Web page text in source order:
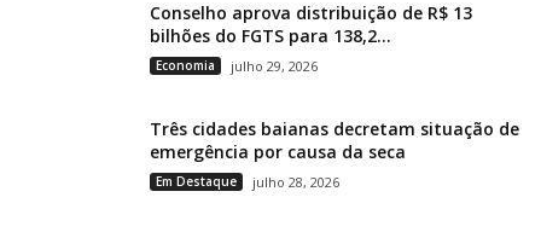
Conselho aprova distribuição de R$ 13
bilhões do FGTS para 138,2...
Economia julho 29, 2026
Três cidades baianas decretam situação de
emergência por causa da seca
Em Destaque julho 28, 2026